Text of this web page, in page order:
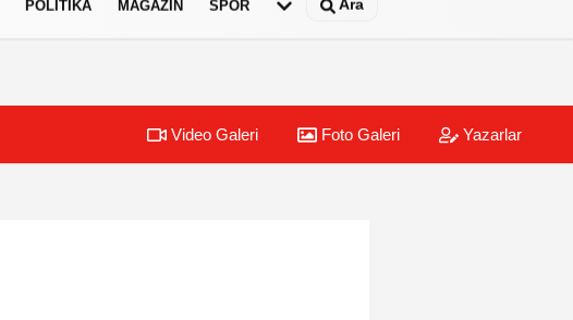
POLITIKA MAGAZIN SPOR Ara
Video Galeri Foto Galeri Yazarlar